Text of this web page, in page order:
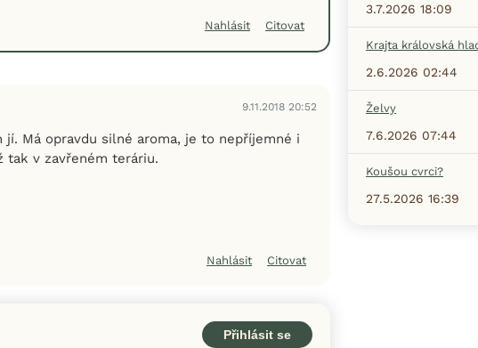
Nahlásit Citovat
9.11.2018 20:52
jí. Má opravdu silné aroma, je to nepříjemné i
tak v zavřeném teráriu.
Nahlásit Citovat
Přihlásit se
3.7.2026 18:09
Krajta královská
2.6.2026 02:44
Želvy
7.6.2026 07:44
Koušou cvrci?
27.5.2026 16:39